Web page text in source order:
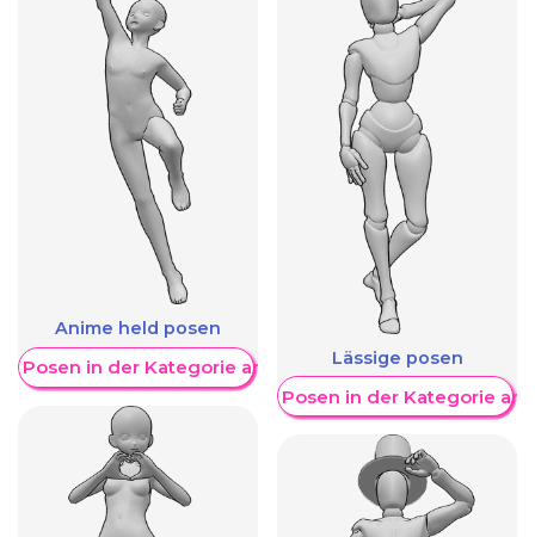
Anime held posen
Posen in der Kategorie anzeigen Lässige posen
Weitere Posen in der Kategorie